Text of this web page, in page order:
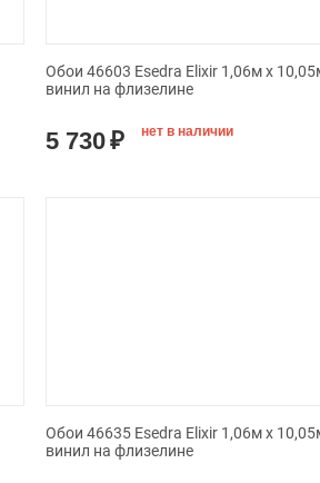
Обои 46603 Esedra Elixir 1,06м х
винил на флизелине
5 730₽ нет в наличии
Обои 46635 Esedra Elixir 1,06м х
винил на флизелине